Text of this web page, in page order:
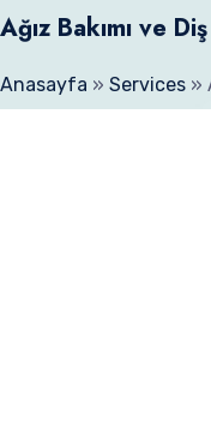
Ağız Bakımı ve
Anasayfa » Services »